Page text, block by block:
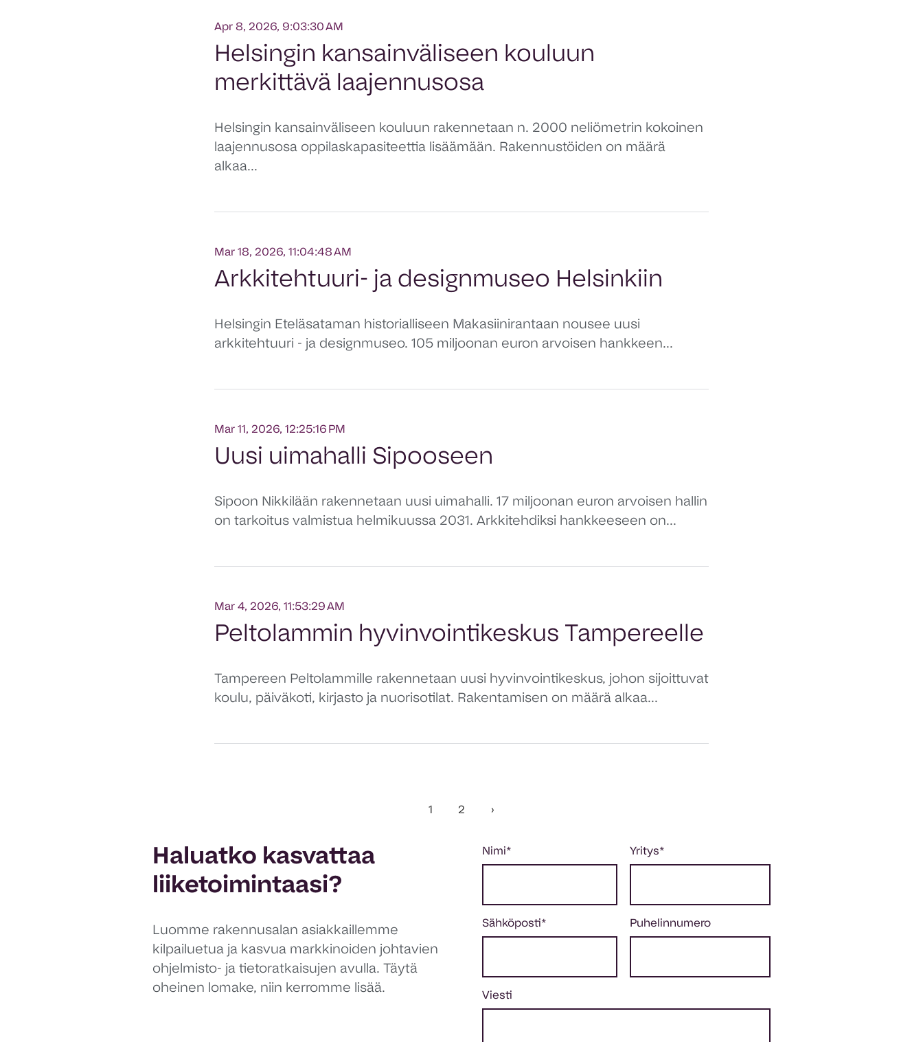
Apr 8, 2026, 9:03:30 AM
Helsingin kansainväliseen kouluun
merkittävä laajennusosa
Helsingin kansainväliseen kouluun rakennetaan n. 2000 neliömetrin kokoinen
laajennusosa oppilaskapasiteettia lisäämään. Rakennustöiden on määrä
alkaa...
Mar 18, 2026, 11:04:48 AM
Arkkitehtuuri- ja designmuseo Helsinkiin
Helsingin Eteläsataman historialliseen Makasiinirantaan nousee uusi
arkkitehtuuri - ja designmuseo. 105 miljoonan euron arvoisen hankkeen...
Mar 11, 2026, 12:25:16 PM
Uusi uimahalli Sipooseen
Sipoon Nikkilään rakennetaan uusi uimahalli. 17 miljoonan euron arvoisen hallin
on tarkoitus valmistua helmikuussa 2031. Arkkitehdiksi hankkeeseen on...
Mar 4, 2026, 11:53:29 AM
Peltolammin hyvinvointikeskus Tampereelle
Tampereen Peltolammille rakennetaan uusi hyvinvointikeskus, johon sijoittuvat
koulu, päiväkoti, kirjasto ja nuorisotilat. Rakentamisen on määrä alkaa...
1 2 ›
Haluatko kasvattaa
liiketoimintaasi?
Luomme rakennusalan asiakkaillemme
kilpailuetua ja kasvua markkinoiden johtavien
ohjelmisto- ja tietoratkaisujen avulla. Täytä
oheinen lomake, niin kerromme lisää.
Nimi* Yritys*
Sähköposti* Puhelinnumero
Viesti